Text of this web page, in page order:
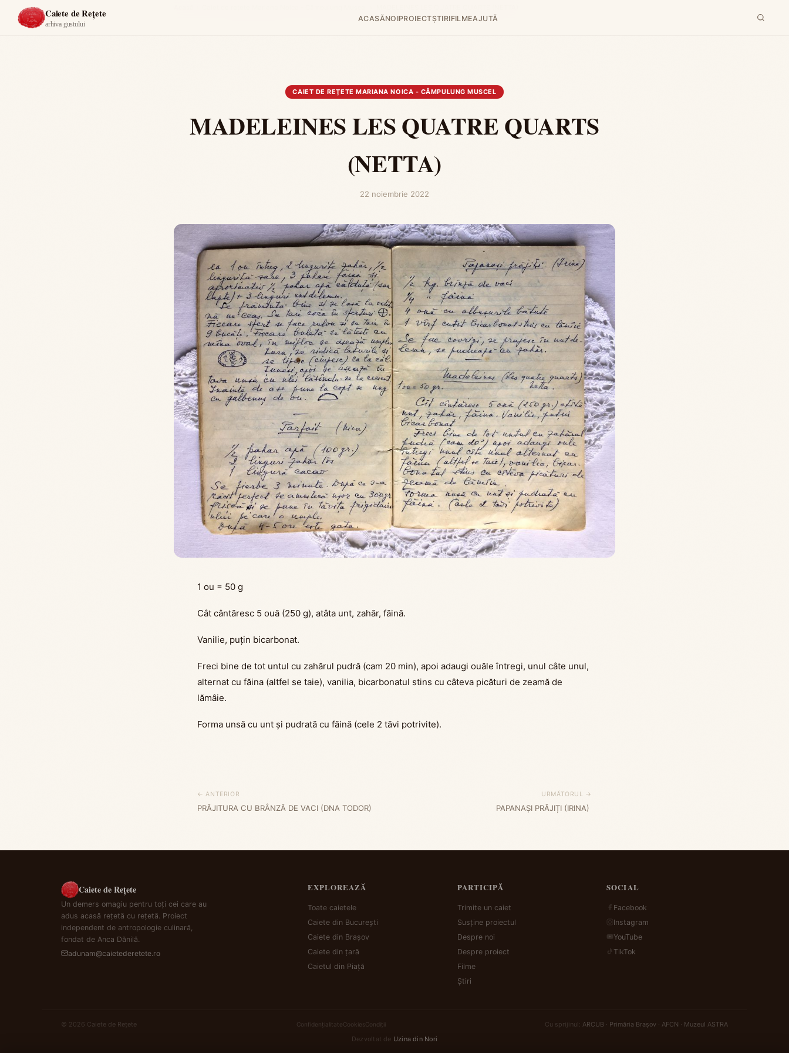
Caiete de Rețete
arhiva gustului
ACASĂNOIPROIECTȘTIRIFILMEAJUTĂ
CAIET DE REŢETE MARIANA NOICA - CÂMPULUNG MUSCEL
MADELEINES LES QUATRE QUARTS
(NETTA)
22 noiembrie 2022
1 ou = 50 g
Cât cântăresc 5 ouă (250 g), atâta unt, zahăr, făină.
Vanilie, puțin bicarbonat.
Freci bine de tot untul cu zahărul pudră (cam 20 min), apoi adaugi ouăle întregi, unul câte unul,
alternat cu făina (altfel se taie), vanilia, bicarbonatul stins cu câteva picături de zeamă de
lămâie.
Forma unsă cu unt și pudrată cu făină (cele 2 tăvi potrivite).
← ANTERIOR
PRĂJITURA CU BRÂNZĂ DE VACI (DNA TODOR)
URMĂTORUL →
PAPANAȘI PRĂJIȚI (IRINA)
Caiete de Rețete
Un demers omagiu pentru toți cei care au
adus acasă rețetă cu rețetă. Proiect
independent de antropologie culinară,
fondat de Anca Dănilă.
adunam@caietederetete.ro
EXPLOREAZĂ
Toate caietele
Caiete din București
Caiete din Brașov
Caiete din țară
Caietul din Piață
PARTICIPĂ
Trimite un caiet
Susține proiectul
Despre noi
Despre proiect
Filme
Știri
SOCIAL
Facebook
Instagram
YouTube
TikTok
© 2026 Caiete de Rețete ConfidențialitateCookiesCondiții Cu sprijinul: ARCUB · Primăria Brașov · AFCN · Muzeul ASTRA
Dezvoltat de Uzina din Nori